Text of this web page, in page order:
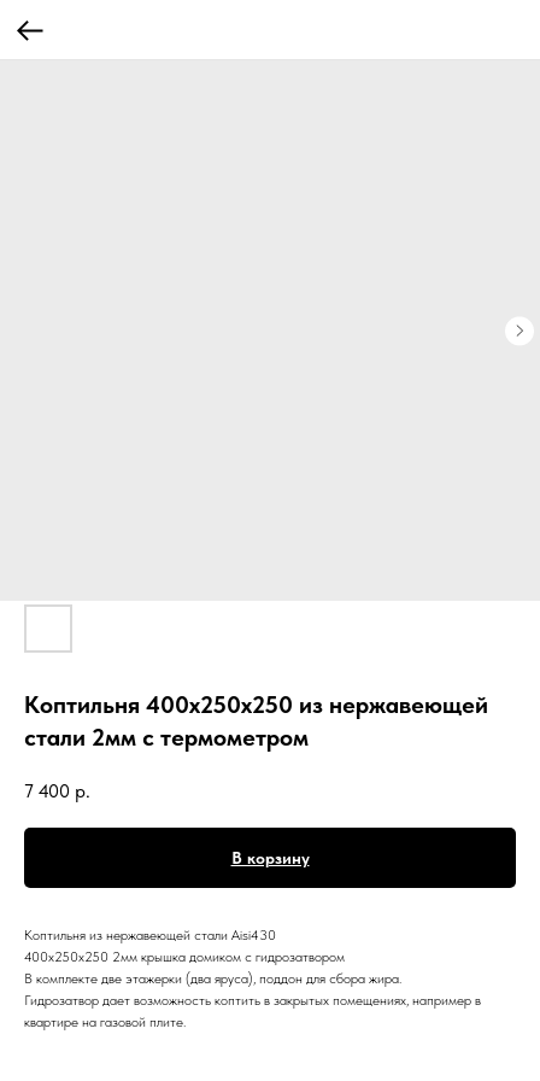
Коптильня 400х250х250 из нержавеющей
стали 2мм с термометром
7 400 р.
В корзину
Коптильня из нержавеющей стали Aisi430
400х250х250 2мм крышка домиком с гидрозатвором
В комплекте две этажерки (два яруса), поддон для сбора жира.
Гидрозатвор дает возможность коптить в закрытых помещениях, например в
квартире на газовой плите.